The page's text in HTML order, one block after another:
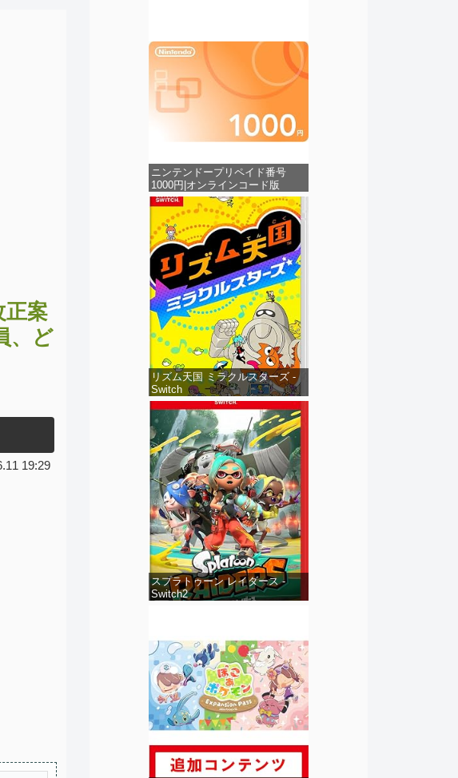
正案
、ど
19:29
ニンテンドープリペイド番号
1000円|オンラインコード版
リズム天国 ミラクルスターズ -
Switch
スプラトゥーン レイダース -
Switch2